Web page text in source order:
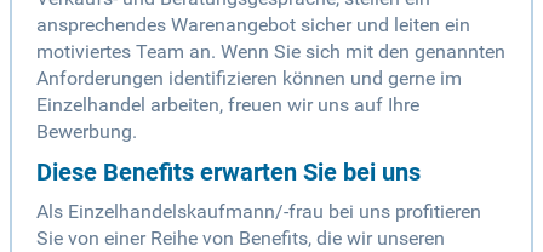
ansprechendes Warenangebot sicher und leiten ein
motiviertes Team an. Wenn Sie sich mit den genannten
Anforderungen identifizieren können und gerne im
Einzelhandel arbeiten, freuen wir uns auf Ihre
Bewerbung.
Diese Benefits erwarten Sie bei uns
Als Einzelhandelskaufmann/-frau bei uns profitieren
Sie von einer Reihe von Benefits, die wir unseren